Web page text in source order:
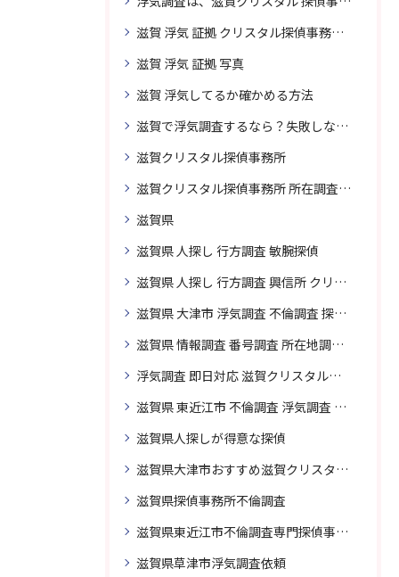
滋賀 浮気 証拠 クリスタル探偵事務所 相談 無料
滋賀 浮気 証拠 写真
滋賀 浮気してるか確かめる方法
滋賀で浮気調査するなら？失敗しない探偵の選び方
滋賀クリスタル探偵事務所
滋賀クリスタル探偵事務所 所在調査 得意
滋賀県
滋賀県 人探し 行方調査 敏腕探偵
滋賀県 人探し 行方調査 興信所 クリスタル探偵がおすすめ
滋賀県 大津市 浮気調査 不倫調査 探偵 探偵事務所 素行調査 企業調査 興信所
滋賀県 情報調査 番号調査 所在地調査 企業調査 探偵事務所
浮気調査 即日対応 滋賀クリスタル探偵事務所
滋賀県 東近江市 不倫調査 浮気調査 探偵 探偵事務所 無料相談 調査料金
滋賀県人探しが得意な探偵
滋賀県大津市おすすめ滋賀クリスタル探偵事務所
滋賀県探偵事務所不倫調査
滋賀県東近江市不倫調査専門探偵事務所
滋賀県草津市浮気調査依頼